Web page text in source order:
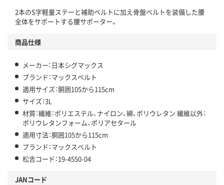
2本のS字軽量ステーと補助ベルトに加え骨盤ベルトを装備した腰
全体をサポートする腰サポーター。
商品仕様
メーカー：日本シグマックス
ブランド：マックスベルト
適用サイズ：胴囲105から115cm
サイズ：3L
材質：繊維：ポリエステル、ナイロン、綿、ポリウレタン 繊維以外：
ポリウレタンフォーム、ポリアセタール
適用寸法：胴囲105から115cm
ブランド：マックスベルト
松吉コード：19-4550-04
JANコード